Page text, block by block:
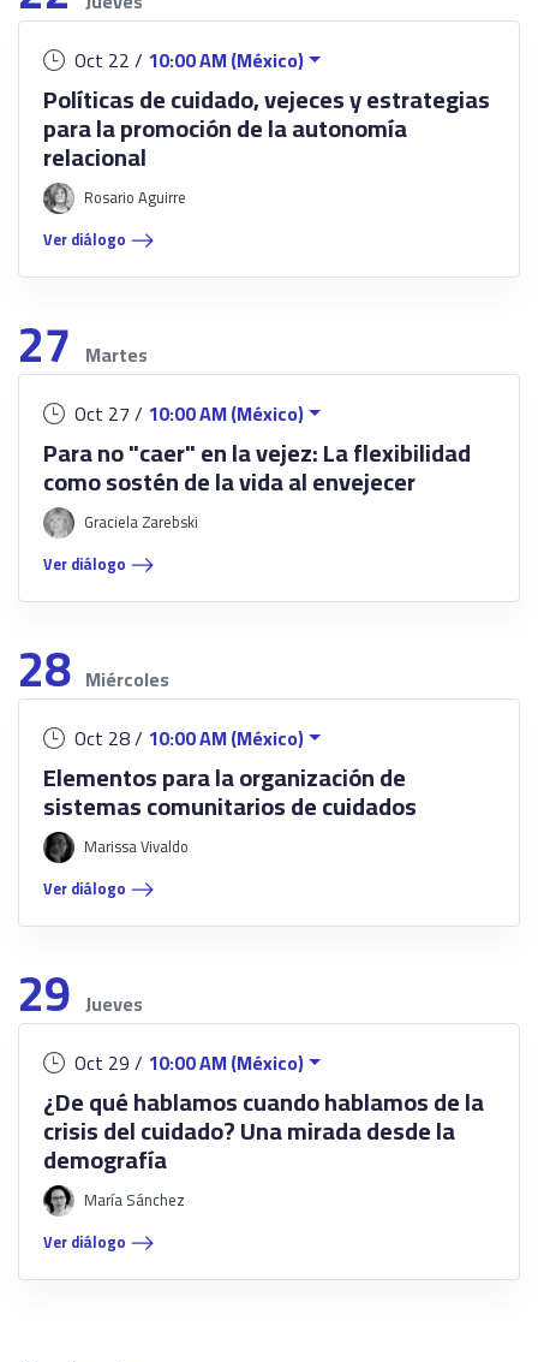
Oct 22 / 10:00 AM (México)
Políticas de cuidado, vejeces y estrategias
para la promoción de la autonomía
relacional
Rosario Aguirre
Ver diálogo
27 Martes
Oct 27 / 10:00 AM (México)
Para no "caer" en la vejez: La flexibilidad
como sostén de la vida al envejecer
Graciela Zarebski
Ver diálogo
28 Miércoles
Oct 28 / 10:00 AM (México)
Elementos para la organización de
sistemas comunitarios de cuidados
Marissa Vivaldo
Ver diálogo
29 Jueves
Oct 29 / 10:00 AM (México)
¿De qué hablamos cuando hablamos de la
crisis del cuidado? Una mirada desde la
demografía
María Sánchez
Ver diálogo